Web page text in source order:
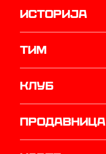
историја
ТИМ
Клуб
продавница